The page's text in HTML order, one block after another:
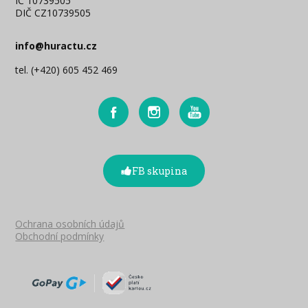
DIČ CZ10739505
info@huractu.cz
tel. (+420) 605 452 469
FB skupina
Ochrana osobních údajů
Obchodní podmínky